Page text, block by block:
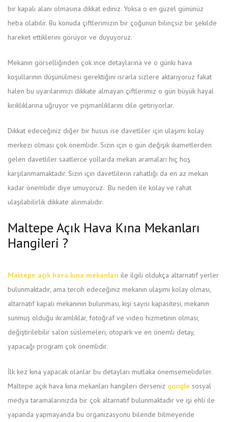
bir kapalı alanı olmasına dikkat ediniz. Yoksa o en güzel gününüz
heba olabilir. Bu konuda çiftlerimizin bir çoğunun bilinçsiz bir şekilde
hareket ettiklerini görüyor ve duyuyoruz.
Mekanın görselliğinden çok ince detaylarına ve o günki hava
koşullarının düşünülmesi gerektiğini ısrarla sizlere aktarıyoruz fakat
halen bu uyarılarımızı dikkate almayan çiftlerimiz o gün büyük hayal
kırıklıklarına uğruyor ve pişmanlıklarını dile getiriyorlar.
Dikkat edeceğiniz diğer bir husus ise davetliler için ulaşımı kolay
merkezi olması çok önemlidir. Sizin için o gün değişik ikametlerden
gelen davetliler saatlerce yollarda mekan aramaları hiç hoş
karşılanmamaktadır. Sizin için davetlilerin rahatlığı da en az mekan
kadar önemlidir diye umuyoruz. Bu neden ile kolay ve rahat
ulaşılabilirlik dikkate alınmalıdır.
Maltepe Açık Hava Kına Mekanları
Hangileri ?
Maltepe açık hava kına mekanları ile ilgili oldukça altarnatif yerler
bulunmaktadır, ama tercih edeceğiniz mekanın ulaşımı kolay olması,
altarnatif kapalı mekanının bulunması, kişi sayısı kapasitesi, mekanın
sunmuş olduğu ikramlıklar, fotoğraf ve video hizmetinin olması,
değiştirilebilir salon süslemeleri, otopark ve en önemli detay,
yapacağı program çok önemlidir.
İlk kez kına yapacak olanlar bu detayları mutlaka önemsemelidirler.
Maltepe açık hava kına mekanları hangileri derseniz google sosyal
medya taramalarınızda bir çok altarnatif bulunmaktadır ve işi ehli ile
yapanda yapmayanda bu organizasyonu bilende bilmeyende